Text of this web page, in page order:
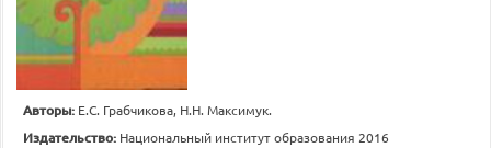
Авторы: Е.С. Грабчикова, Н.Н. Максимук.
Издательство: Национальный институт образования 2016